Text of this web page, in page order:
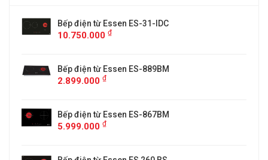
Bếp điện từ Essen ES-31-IDC
10.750.000 ₫
Bếp điện từ Essen ES-889BM
2.899.000 ₫
Bếp điện từ Essen ES-867BM
5.999.000 ₫